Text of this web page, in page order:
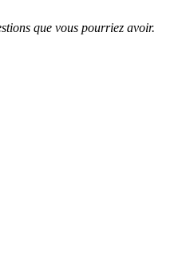
que vous pourriez avoir.